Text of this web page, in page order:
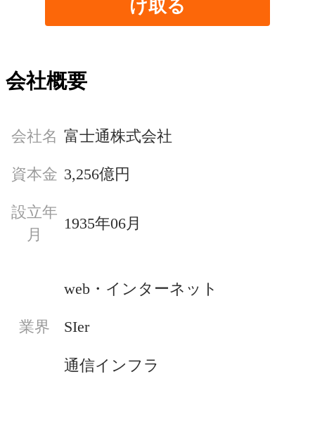
け取る
会社概要
会社名 富士通株式会社
資本金 3,256億円
設立年
月
1935年06月
業界
web・インターネット
SIer
通信インフラ